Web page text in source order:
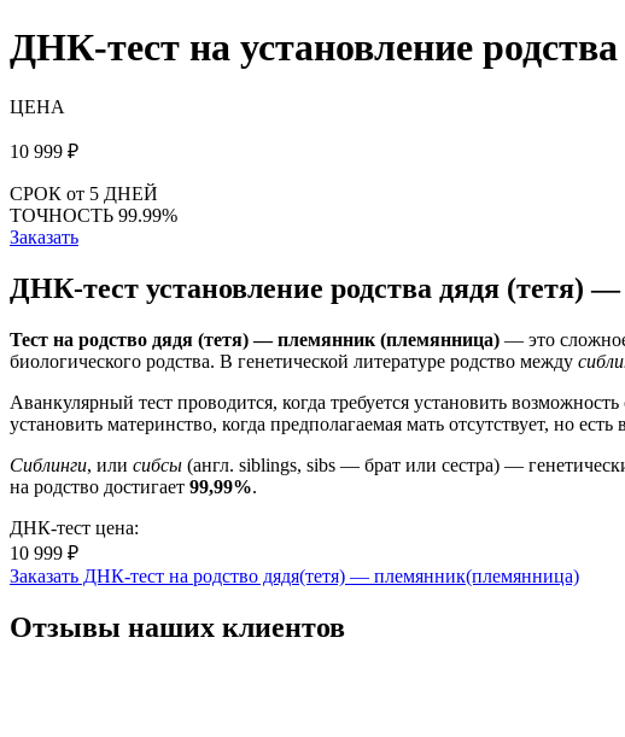
ДНК-тест на установление
ЦЕНА
10 999 ₽
СРОК от 5 ДНЕЙ
ТОЧНОСТЬ 99.99%
Заказать
ДНК-тест установление родства дядя (тетя)
Тест на родство дядя (тетя) — племянник (племянница) — это
биологического родства. В генетической литературе родство между
Аванкулярный тест проводится, когда требуется установить
установить материнство, когда предполагаемая мать отсутствует, но
Сиблинги, или сибсы (англ. siblings, sibs — брат или сестра) —
на родство достигает 99,99%.
ДНК-тест цена:
10 999 ₽
Заказать ДНК-тест на родство дядя(тетя) — племянник(племянница)
Отзывы наших клиентов